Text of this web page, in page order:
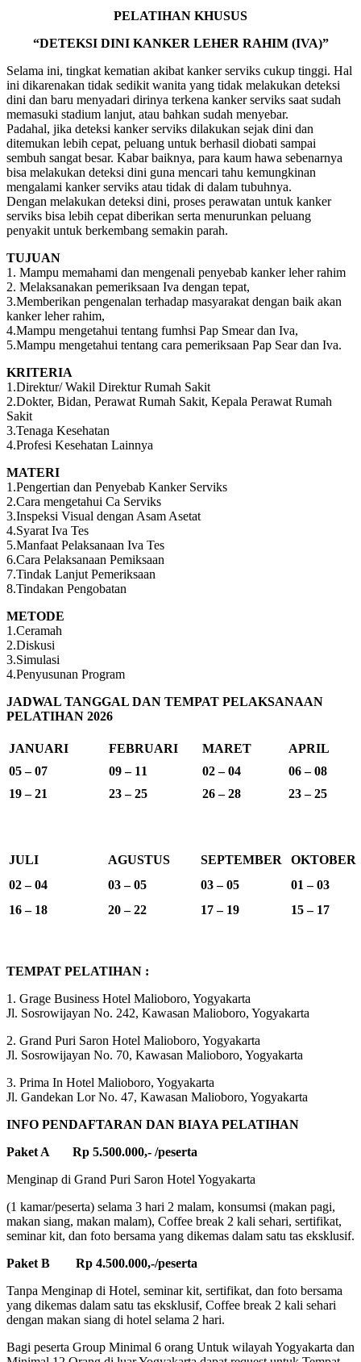
PELATIHAN KHUSUS
“DETEKSI DINI KANKER LEHER RAHIM (IVA)”
Selama ini, tingkat kematian akibat kanker serviks cukup tinggi. Hal
ini dikarenakan tidak sedikit wanita yang tidak melakukan deteksi
dini dan baru menyadari dirinya terkena kanker serviks saat sudah
memasuki stadium lanjut, atau bahkan sudah menyebar.
Padahal, jika deteksi kanker serviks dilakukan sejak dini dan
ditemukan lebih cepat, peluang untuk berhasil diobati sampai
sembuh sangat besar. Kabar baiknya, para kaum hawa sebenarnya
bisa melakukan deteksi dini guna mencari tahu kemungkinan
mengalami kanker serviks atau tidak di dalam tubuhnya.
Dengan melakukan deteksi dini, proses perawatan untuk kanker
serviks bisa lebih cepat diberikan serta menurunkan peluang
penyakit untuk berkembang semakin parah.
TUJUAN
1. Mampu memahami dan mengenali penyebab kanker leher rahim
2. Melaksanakan pemeriksaan Iva dengan tepat,
3.Memberikan pengenalan terhadap masyarakat dengan baik akan
kanker leher rahim,
4.Mampu mengetahui tentang fumhsi Pap Smear dan Iva,
5.Mampu mengetahui tentang cara pemeriksaan Pap Sear dan Iva.
KRITERIA
1.Direktur/ Wakil Direktur Rumah Sakit
2.Dokter, Bidan, Perawat Rumah Sakit, Kepala Perawat Rumah
Sakit
3.Tenaga Kesehatan
4.Profesi Kesehatan Lainnya
MATERI
1.Pengertian dan Penyebab Kanker Serviks
2.Cara mengetahui Ca Serviks
3.Inspeksi Visual dengan Asam Asetat
4.Syarat Iva Tes
5.Manfaat Pelaksanaan Iva Tes
6.Cara Pelaksanaan Pemiksaan
7.Tindak Lanjut Pemeriksaan
8.Tindakan Pengobatan
METODE
1.Ceramah
2.Diskusi
3.Simulasi
4.Penyusunan Program
JADWAL TANGGAL DAN TEMPAT PELAKSANAAN
PELATIHAN 2026
JANUARI FEBRUARI MARET
APRIL
05 – 07
09 – 11 02 – 04
06 – 08
19 – 21
23 – 25 26 – 28 23 – 25
JULI AGUSTUS SEPTEMBER
OKTOBER
02 – 04
03 – 05 03 – 05
01 – 03
16 – 18
20 – 22 17 – 19 15 – 17
TEMPAT PELATIHAN :
1. Grage Business Hotel Malioboro, Yogyakarta
Jl. Sosrowijayan No. 242, Kawasan Malioboro, Yogyakarta
2. Grand Puri Saron Hotel Malioboro, Yogyakarta
Jl. Sosrowijayan No. 70, Kawasan Malioboro, Yogyakarta
3. Prima In Hotel Malioboro, Yogyakarta
Jl. Gandekan Lor No. 47, Kawasan Malioboro, Yogyakarta
INFO PENDAFTARAN DAN BIAYA PELATIHAN
Paket A Rp 5.500.000,- /peserta
Menginap di Grand Puri Saron Hotel Yogyakarta
(1 kamar/peserta) selama 3 hari 2 malam, konsumsi (makan pagi,
makan siang, makan malam), Coffee break 2 kali sehari, sertifikat,
seminar kit, dan foto bersama yang dikemas dalam satu tas eksklusif.
Paket B Rp 4.500.000,-/peserta
Tanpa Menginap di Hotel, seminar kit, sertifikat, dan foto bersama
yang dikemas dalam satu tas eksklusif, Coffee break 2 kali sehari
dengan makan siang di hotel selama 2 hari.
Bagi peserta Group Minimal 6 orang Untuk wilayah Yogyakarta dan